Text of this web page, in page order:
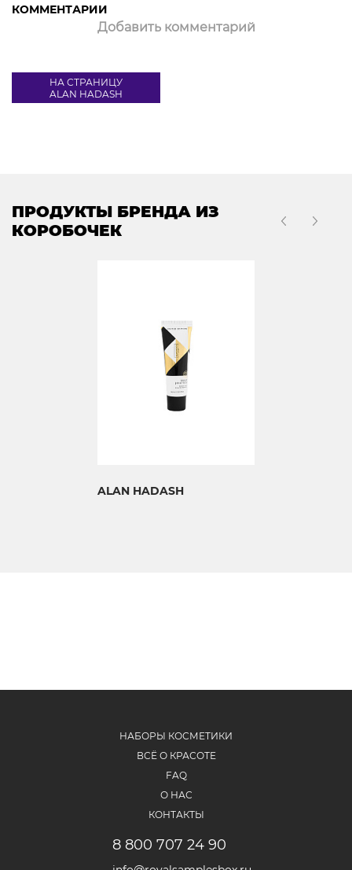
КОММЕНТАРИИ
Добавить комментарий
НА СТРАНИЦУ
ALAN HADASH
ПРОДУКТЫ БРЕНДА ИЗ
КОРОБОЧЕК
ALAN HADASH
НАБОРЫ КОСМЕТИКИ
ВСЁ О КРАСОТЕ
FAQ
О НАС
КОНТАКТЫ
8 800 707 24 90